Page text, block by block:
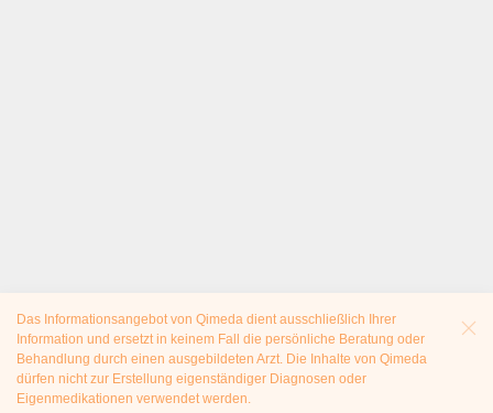
Das Informationsangebot von Qimeda dient ausschließlich Ihrer
Information und ersetzt in keinem Fall die persönliche Beratung oder
Behandlung durch einen ausgebildeten Arzt. Die Inhalte von Qimeda
dürfen nicht zur Erstellung eigenständiger Diagnosen oder
Eigenmedikationen verwendet werden.